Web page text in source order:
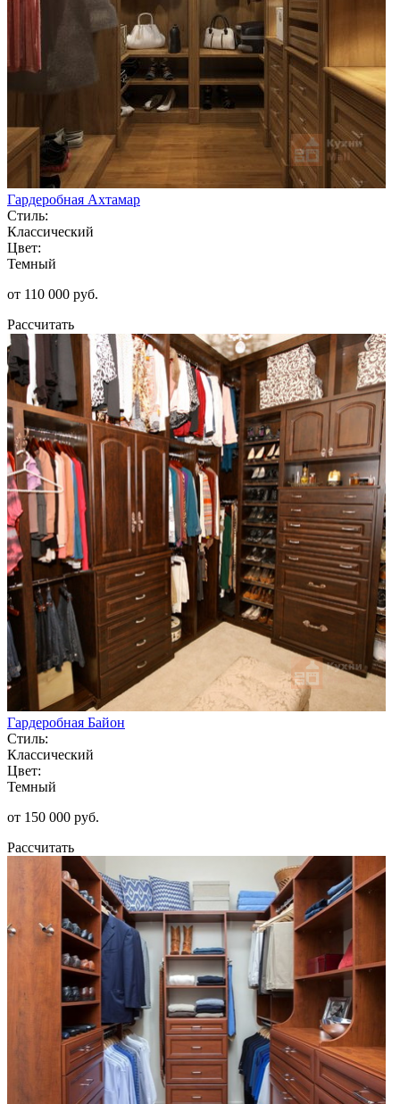
Гардеробная Ахтамар
Стиль:
Классический
Цвет:
Темный
от 110 000 руб.
Рассчитать
Гардеробная Байон
Стиль:
Классический
Цвет:
Темный
от 150 000 руб.
Рассчитать